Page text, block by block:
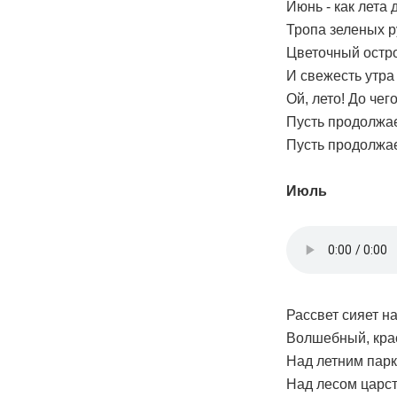
Июнь - как лета
Тропа зеленых
Цветочный
И свежесть
Ой, лето! До
Пусть
Пусть
Июль
Рассвет сияет
Волшебный,
Над летним
Над лесом